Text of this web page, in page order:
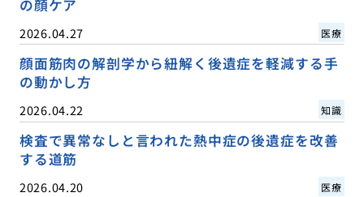
の顔ケア
2026.04.27 医療
顔面筋肉の解剖学から紐解く後遺症を軽減する手
の動かし方
2026.04.22 知識
検査で異常なしと言われた熱中症の後遺症を改善
する道筋
2026.04.20 医療